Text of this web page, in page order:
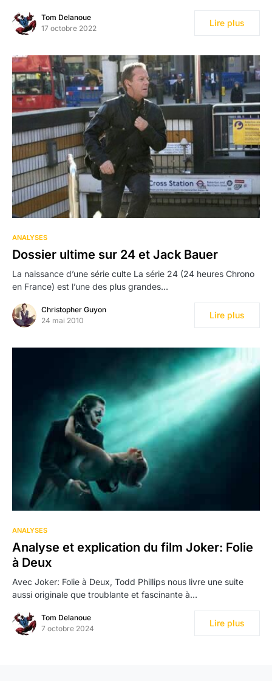
Tom Delanoue
17 octobre 2022
Lire plus
ANALYSES
Dossier ultime sur 24 et Jack Bauer
La naissance d’une série culte La série 24 (24 heures Chrono
en France) est l’une des plus grandes…
Christopher Guyon
24 mai 2010
Lire plus
ANALYSES
Analyse et explication du film Joker: Folie
à Deux
Avec Joker: Folie à Deux, Todd Phillips nous livre une suite
aussi originale que troublante et fascinante à…
Tom Delanoue
7 octobre 2024
Lire plus